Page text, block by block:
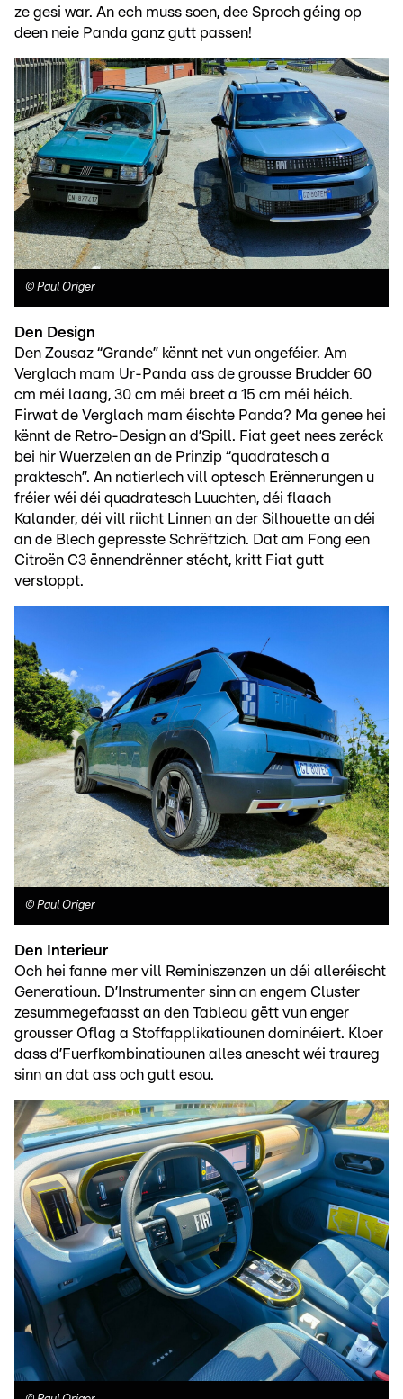
ze gesi war. An ech muss soen, dee Sproch géing op
deen neie Panda ganz gutt passen!
© Paul Origer
Den Design
Den Zousaz “Grande” kënnt net vun ongeféier. Am
Verglach mam Ur-Panda ass de grousse Brudder 60
cm méi laang, 30 cm méi breet a 15 cm méi héich.
Firwat de Verglach mam éischte Panda? Ma genee hei
kënnt de Retro-Design an d’Spill. Fiat geet nees zeréck
bei hir Wuerzelen an de Prinzip “quadratesch a
praktesch”. An natierlech vill optesch Erënnerungen u
fréier wéi déi quadratesch Luuchten, déi flaach
Kalander, déi vill riicht Linnen an der Silhouette an déi
an de Blech gepresste Schrëftzich. Dat am Fong een
Citroën C3 ënnendrënner stécht, kritt Fiat gutt
verstoppt.
© Paul Origer
Den Interieur
Och hei fanne mer vill Reminiszenzen un déi alleréischt
Generatioun. D’Instrumenter sinn an engem Cluster
zesummegefaasst an den Tableau gëtt vun enger
grousser Oflag a Stoffapplikatiounen dominéiert. Kloer
dass d’Fuerfkombinatiounen alles anescht wéi traureg
sinn an dat ass och gutt esou.